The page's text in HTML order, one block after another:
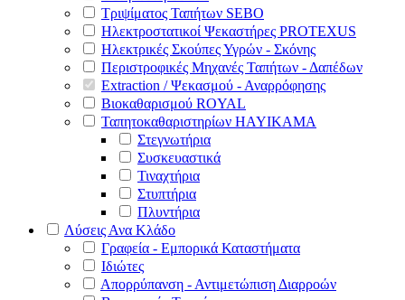
Τριψίματος Ταπήτων SEBO
Ηλεκτροστατικοί Ψεκαστήρες PROTEXUS
Ηλεκτρικές Σκούπες Υγρών - Σκόνης
Περιστροφικές Μηχανές Ταπήτων - Δαπέδων
Extraction / Ψεκασμού - Αναρρόφησης
Βιοκαθαρισμού ROYAL
Ταπητοκαθαριστηρίων HAYIKAMA
Στεγνωτήρια
Συσκευαστικά
Τιναχτήρια
Στυπτήρια
Πλυντήρια
Λύσεις Ανα Κλάδο
Γραφεία - Εμπορικά Καταστήματα
Ιδιώτες
Απορρύπανση - Αντιμετώπιση Διαρροών